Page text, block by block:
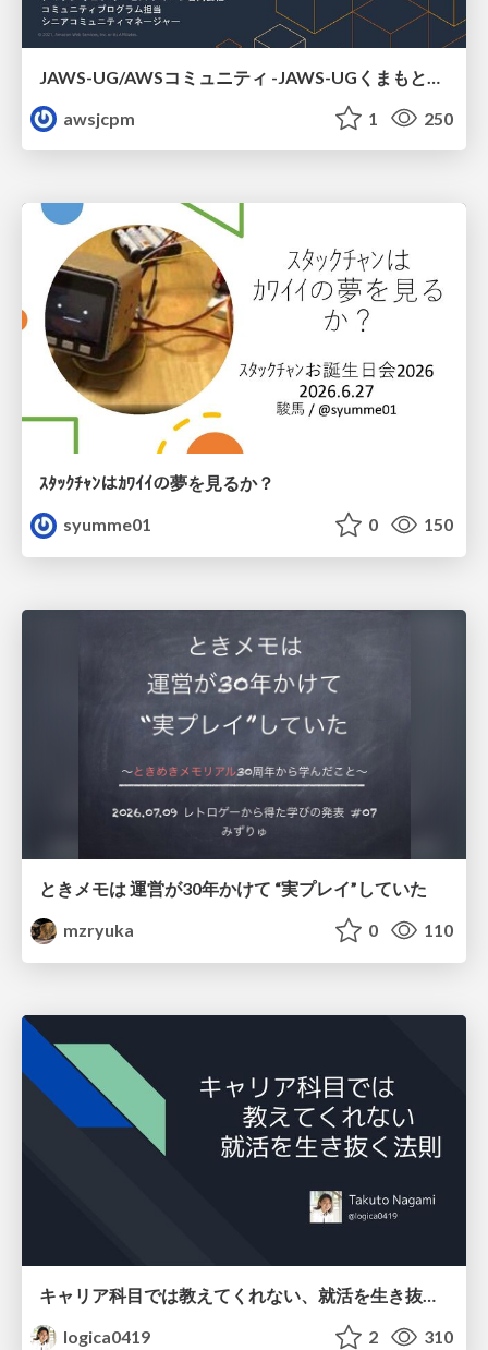
awsjcpm
1 250
ｽﾀｯｸﾁｬﾝはｶﾜｲｲの夢を見るか？
syumme01
0 150
ときメモは 運営が30年かけて “実プレイ”していた
mzryuka
0 110
logica0419
2 310